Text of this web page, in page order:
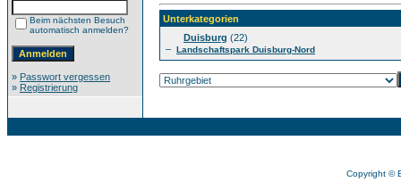
Beim nächsten Besuch
automatisch anmelden?
» Passwort vergessen
» Registrierung
Unterkategorien
Duisburg (22)
– Landschaftspark Duisburg-Nord
Copyright ©